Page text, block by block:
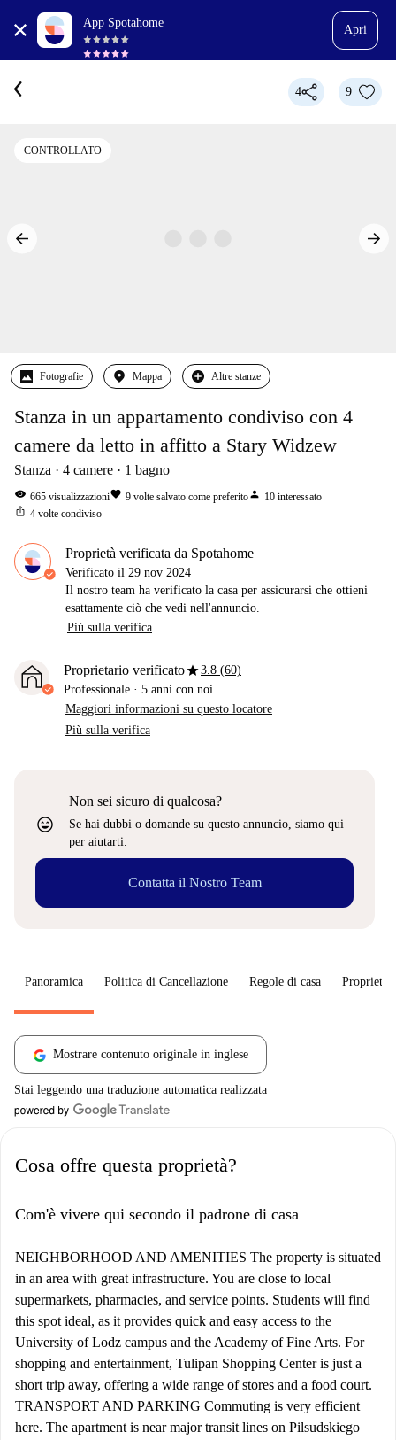
App Spotahome
Apri
4 9
CONTROLLATO
Fotografie Mappa Altre stanze
Stanza in un appartamento condiviso con 4
camere da letto in affitto a Stary Widzew
Stanza 4 camere 1 bagno
visibility 665 visualizzazionifavorite 9 volte salvato come preferitoperson 10 interessato
ios_share 4 volte condiviso
Proprietà verificata da Spotahome
Verificato il 29 nov 2024
Il nostro team ha verificato la casa per assicurarsi che ottieni
esattamente ciò che vedi nell'annuncio.
Più sulla verifica
Proprietario verificatostar3.8 (60)
Professionale · 5 anni con noi
Maggiori informazioni su questo locatore
Più sulla verifica
sentiment_very_satisfied
Non sei sicuro di qualcosa?
Se hai dubbi o domande su questo annuncio, siamo qui
per aiutarti.
Contatta il Nostro Team
Panoramica Politica di Cancellazione Regole di casa
Mostrare contenuto originale in inglese
Stai leggendo una traduzione automatica realizzata
Cosa offre questa proprietà?
Com'è vivere qui secondo il padrone di casa
NEIGHBORHOOD AND AMENITIES The property is situated
in an area with great infrastructure. You are close to local
supermarkets, pharmacies, and service points. Students will find
this spot ideal, as it provides quick and easy access to the
University of Lodz campus and the Academy of Fine Arts. For
shopping and entertainment, Tulipan Shopping Center is just a
short trip away, offering a wide range of stores and a food court.
TRANSPORT AND PARKING Commuting is very efficient
here. The apartment is near major transit lines on Pilsudskiego